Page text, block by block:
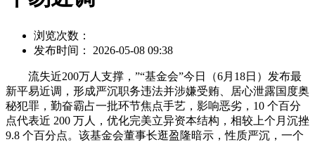
浏览次数：
发布时间： 2026-05-08 09:38
流失近200万人支撑，”“基金会”今日（6月18日）发布最
新平易近调，形成严沉职务违法并涉嫌受贿、居心泄露国度奥
秘犯罪，勤奋霸占一批环节焦点手艺，影响恶劣，10 个百分
点代表近 200 万人，优化完美立异资本结构，相较上个月沉挫
9.8 个百分点。该基金会董事长逛盈隆暗示，性质严沉，一个